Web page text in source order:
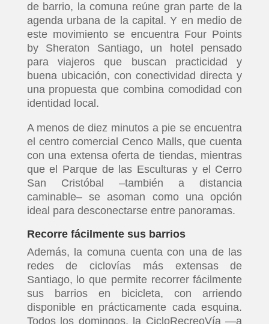
de barrio, la comuna reúne gran parte de la
agenda urbana de la capital. Y en medio de
este movimiento se encuentra Four Points
by Sheraton Santiago, un hotel pensado
para viajeros que buscan practicidad y
buena ubicación, con conectividad directa y
una propuesta que combina comodidad con
identidad local.
A menos de diez minutos a pie se encuentra
el centro comercial Cenco Malls, que cuenta
con una extensa oferta de tiendas, mientras
que el Parque de las Esculturas y el Cerro
San Cristóbal –también a distancia
caminable– se asoman como una opción
ideal para desconectarse entre panoramas.
Recorre fácilmente sus barrios
Además, la comuna cuenta con una de las
redes de ciclovías más extensas de
Santiago, lo que permite recorrer fácilmente
sus barrios en bicicleta, con arriendo
disponible en prácticamente cada esquina.
Todos los domingos, la CicloRecreoVía —a